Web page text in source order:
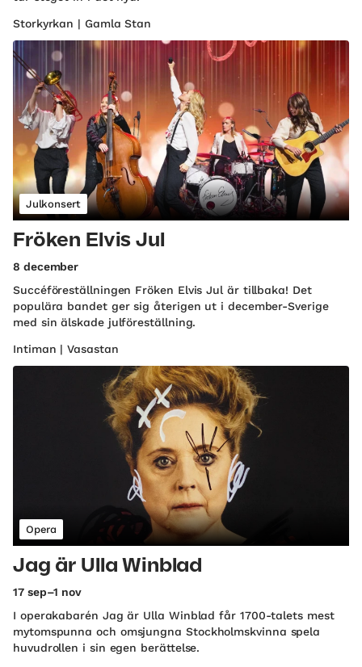
Storkyrkan | Gamla Stan
Julkonsert
Fröken Elvis Jul
8 december
Succéföreställningen Fröken Elvis Jul är tillbaka! Det
populära bandet ger sig återigen ut i december-Sverige
med sin älskade julföreställning.
Intiman | Vasastan
Opera
Jag är Ulla Winblad
17 sep–1 nov
I operakabarén Jag är Ulla Winblad får 1700-talets mest
mytomspunna och omsjungna Stockholmskvinna spela
huvudrollen i sin egen berättelse.